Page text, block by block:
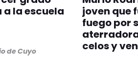
la escuela
de Cuyo
joven que
fuego por
celos y